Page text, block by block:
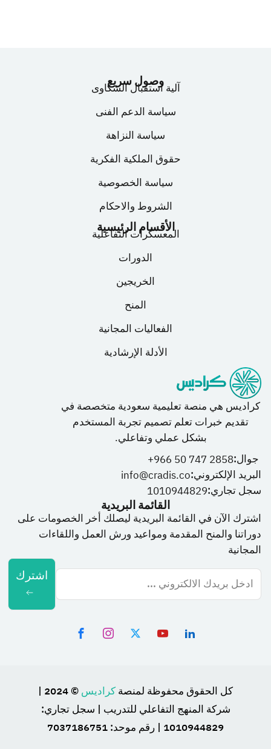
كراديس هي منصة تعليمية سعودية متخصصة في
تقديم خبرات تعلم تصميم تجربة المستخدم
بشكل عملي وتفاعلي.
جوال:966 50 747 2858+
البريد الإلكتروني:info@cradis.co
سجل تجاري:1010944829
الأقسام الرئيسية
المعسكرات التفاعلية
الدورات
الخريجين
المنح
الفعاليات المجانية
الأدلة الإرشادية
وصول سريع
آلية استقبال الشكاوى
سياسة الدعم الفنى
سياسة النزاهة
حقوق الملكية الفكرية
سياسة الخصوصية
الشروط والاحكام
القائمة البريدية
اشترك الآن في القائمة البريدية ليصلك أخر الخصومات على
دوراتنا والمنح المقدمة ومواعيد ورش العمل واللقاءات
المجانية
اشترك
كل الحقوق محفوظة لمنصةكراديس
© 2024 |
شركة المنهج التفاعلي للتدريب | سجل تجاري:
1010944829 | رقم موحد: 7037186751